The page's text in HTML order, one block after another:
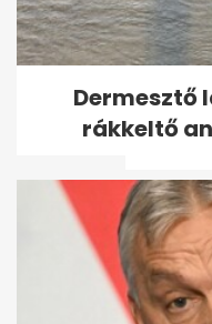
Dermesztő
rákkeltő